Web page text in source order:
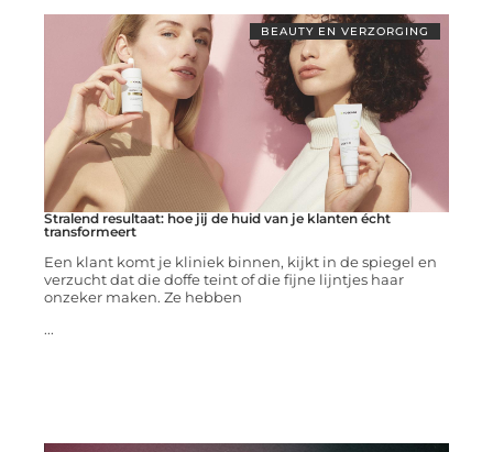
BEAUTY EN VERZORGING
Stralend resultaat: hoe jij de huid van je klanten écht
transformeert
Een klant komt je kliniek binnen, kijkt in de spiegel en
verzucht dat die doffe teint of die fijne lijntjes haar
onzeker maken. Ze hebben
...